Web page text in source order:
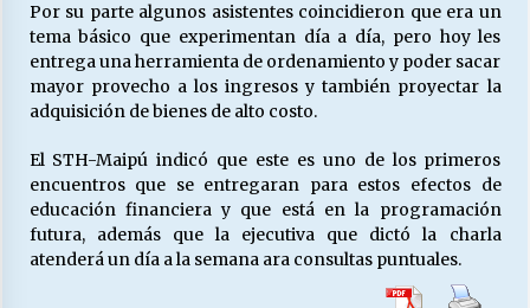
S.O.S. a los ricos, Save Our Souls (Salvar
Nuestras Almas)
30/04/2026
18/04/2026
Chile y sus segmentos de la riqueza
06/04/2026
Por su parte algunos asistentes coincidieron que era un
tema básico que experimentan día a día, pero hoy les
entrega una herramienta de ordenamiento y poder sacar
mayor provecho a los ingresos y también proyectar la
adquisición de bienes de alto costo.
El STH-Maipú indicó que este es uno de los primeros
encuentros que se entregaran para estos efectos de
educación financiera y que está en la programación
futura, además que la ejecutiva que dictó la charla
atenderá un día a la semana ara consultas puntuales.